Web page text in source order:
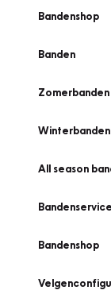
Bandenshop
Banden
Zomerbanden
Winterbanden
All season
Bandenservice
Bandenshop